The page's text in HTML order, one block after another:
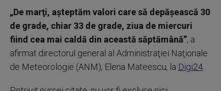
„De marţi, aşteptăm valori care să depăşească 30
de grade, chiar 33 de grade, ziua de miercuri
fiind cea mai caldă din această săptămână”, a
afirmat directorul general al Administraţiei Naţionale
de Meteorologie (ANM), Elena Mateescu, la Digi24